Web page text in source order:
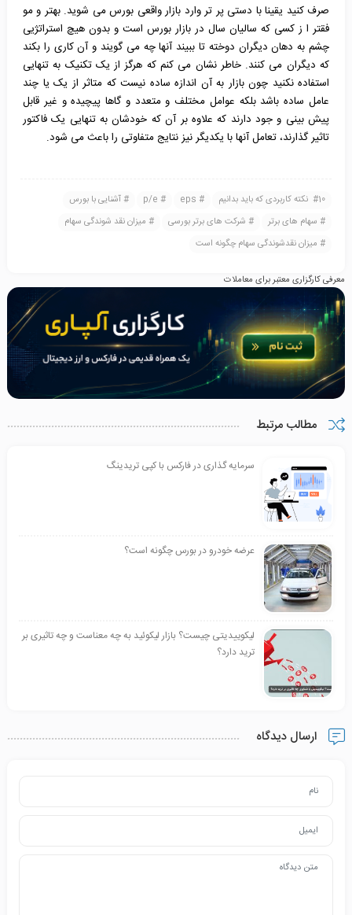
صرف کنید یقینا با دستی پر تر وارد بازار واقعی بورس می شوید. بهتر و مو
فقتر ا ز کسی که سالیان سال در بازار بورس است و بدون هیچ استراتژیی
چشم به دهان دیگران دوخته تا ببیند آنها چه می گویند و آن کاری را بکند
که دیگران می کنند. خاطر نشان می کنم که هرگز از یک تکنیک به تنهایی
استفاده نکنید چون بازار به آن اندازه ساده نیست که متاثر از یک یا چند
عامل ساده باشد بلکه عوامل مختلف و متعدد و گاها پیچیده و غیر قابل
پیش بینی و جود دارند که علاوه بر آن که خودشان به تنهایی یک فاکتور
تاثیر گذارند، تعامل آنها با یکدیگر نیز نتایج متفاوتی را باعث می شود.
10 نکته کاربردی که باید بدانیم eps
p/e
آشنایی با بورس
سهام های برتر
شرکت های برتر بورسی
میزان نقد شوندگی سهام
میزان نقدشوندگی سهام چگونه است
معرفی کارگزاری معتبر برای معاملات
مطالب مرتبط
سرمایه گذاری در فارکس با کپی تریدینگ
عرضه خودرو در بورس چگونه است؟
لیکوییدیتی چیست؟ بازار لیکوئید به چه معناست و چه تاثیری بر
ترید دارد؟
ارسال دیدگاه